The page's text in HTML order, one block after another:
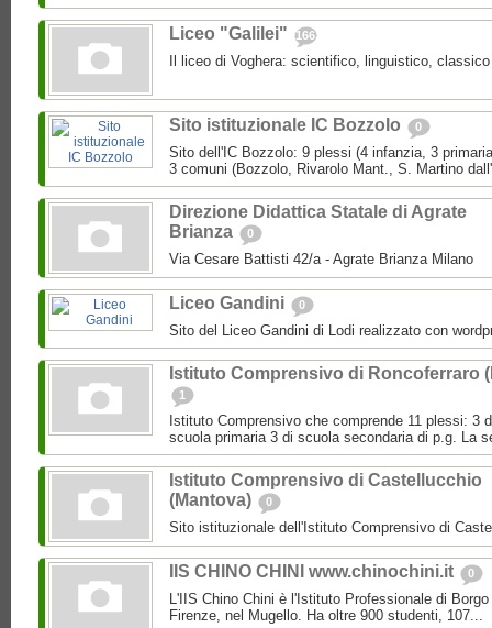
Liceo "Galilei" 166
Il liceo di Voghera: scientifico, linguistico,
Sito istituzionale IC Bozzolo 0
Sito dell'IC Bozzolo: 9 plessi (4 infanzia, 3
3 comuni (Bozzolo, Rivarolo Mant., S. Martino
Direzione Didattica Statale di Agrate
Brianza
0
Via Cesare Battisti 42/a - Agrate Brianza Milano
Liceo Gandini 0
Sito del Liceo Gandini di Lodi realizzato con
Istituto Comprensivo di Roncoferraro
1
Istituto Comprensivo che comprende 11 plessi: 3
scuola primaria 3 di scuola secondaria di p.g. La
Istituto Comprensivo di Castellucchio
(Mantova)
0
Sito istituzionale dell'Istituto Comprensivo di
IIS CHINO CHINI www.chinochini.it 0
L'IIS Chino Chini è l'Istituto Professionale di
Firenze, nel Mugello. Ha oltre 900 studenti, 107...